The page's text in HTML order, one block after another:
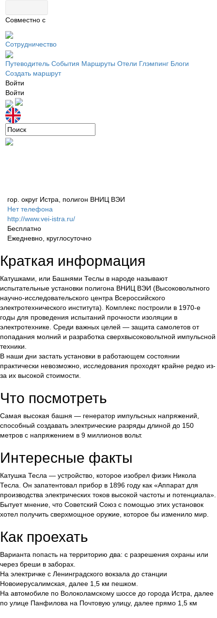
Совместно с
Сотрудничество
Путеводитель События Маршруты Отели Глэмпинг Блоги
Создать маршрут
Войти
Войти
гор. округ Истра, полигон ВНИЦ ВЭИ
Нет телефона
http://www.vei-istra.ru/
Бесплатно
Ежедневно, круглосуточно
Краткая информация
Катушками, или Башнями Теслы в народе называют
испытательные установки полигона ВНИЦ ВЭИ (Высоковольтного
научно-исследовательского центра Всероссийского
электротехнического института). Комплекс построили в 1970-е
годы для проведения испытаний прочности изоляции в
электротехнике. Среди важных целей — защита самолетов от
попадания молний и разработка сверхвысоковольтной импульсной
техники.
В наши дни застать установки в работающем состоянии
практически невозможно, исследования проходят крайне редко из-
за их высокой стоимости.
Что посмотреть
Самая высокая башня — генератор импульсных напряжений,
способный создавать электрические разряды длиной до 150
метров с напряжением в 9 миллионов вольт.
Интересные факты
Катушка Тесла — устройство, которое изобрел физик Никола
Тесла. Он запатентовал прибор в 1896 году как «Аппарат для
производства электрических токов высокой частоты и потенциала».
Бытует мнение, что Советский Союз с помощью этих установок
хотел получить сверхмощное оружие, которое бы изменило мир.
Как проехать
Варианта попасть на территорию два: с разрешения охраны или
через бреши в заборах.
На электричке с Ленинградского вокзала до станции
Новоиерусалимская, далее 1,5 км пешком.
На автомобиле по Волоколамскому шоссе до города Истра, далее
по улице Панфилова на Почтовую улицу, далее прямо 1,5 км